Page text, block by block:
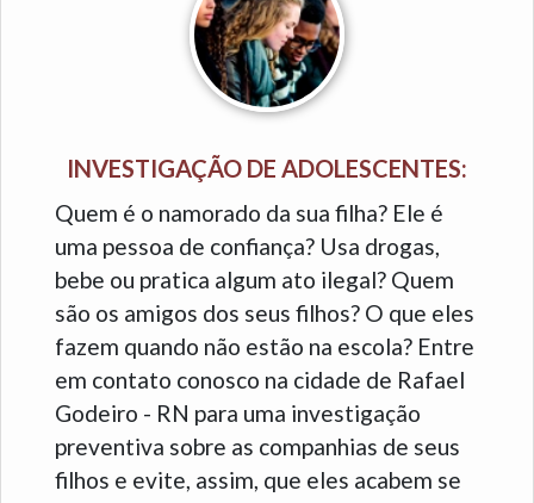
INVESTIGAÇÃO DE ADOLESCENTES:
Quem é o namorado da sua filha? Ele é
uma pessoa de confiança? Usa drogas,
bebe ou pratica algum ato ilegal? Quem
são os amigos dos seus filhos? O que eles
fazem quando não estão na escola? Entre
em contato conosco na cidade de Rafael
Godeiro - RN para uma investigação
preventiva sobre as companhias de seus
filhos e evite, assim, que eles acabem se